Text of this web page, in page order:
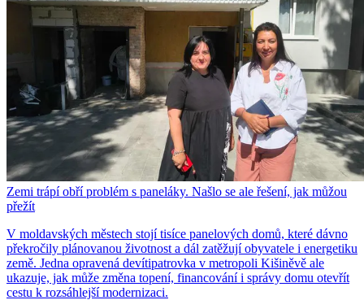
Zemi trápí obří problém s paneláky. Našlo se ale řešení, jak můžou
přežít
V moldavských městech stojí tisíce panelových domů, které dávno
překročily plánovanou životnost a dál zatěžují obyvatele i energetiku
země. Jedna opravená devítipatrovka v metropoli Kišiněvě ale
ukazuje, jak může změna topení, financování i správy domu otevřít
cestu k rozsáhlejší modernizaci.